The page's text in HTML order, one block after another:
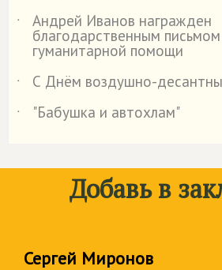
˙
Андрей Иванов награжден
благодарственным
гуманитарной помощи
˙
С Днём воздушно-
˙
"Бабушка и автохлам"
Добавь в
Сергей Миронов